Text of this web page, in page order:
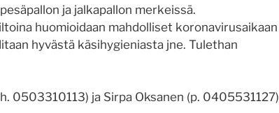
ja jalkapallon merkeissä.
huomioidaan mahdolliset koronavirusaikaan
hyvästä käsihygieniasta jne. Tulethan
0503310113) ja Sirpa Oksanen (p. 0405531127)